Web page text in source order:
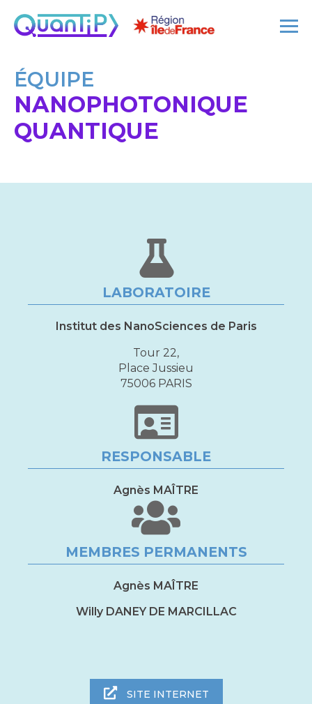
ÉQUIPE
NANOPHOTONIQUE
QUANTIQUE
LABORATOIRE
Institut des NanoSciences de Paris
Tour 22,
Place Jussieu
75006 PARIS
RESPONSABLE
Agnès MAÎTRE
MEMBRES PERMANENTS
Agnès MAÎTRE
Willy DANEY DE MARCILLAC
SITE INTERNET